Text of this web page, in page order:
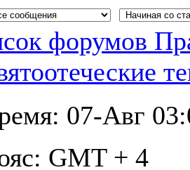
форумов
07-Авг
GMT + 4